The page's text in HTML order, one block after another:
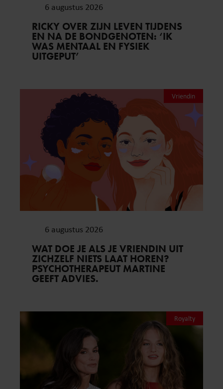
6 augustus 2026
RICKY OVER ZIJN LEVEN TIJDENS
EN NA DE BONDGENOTEN: ‘IK
WAS MENTAAL EN FYSIEK
UITGEPUT’
Vriendin
6 augustus 2026
WAT DOE JE ALS JE VRIENDIN UIT
ZICHZELF NIETS LAAT HOREN?
PSYCHOTHERAPEUT MARTINE
GEEFT ADVIES.
Royalty